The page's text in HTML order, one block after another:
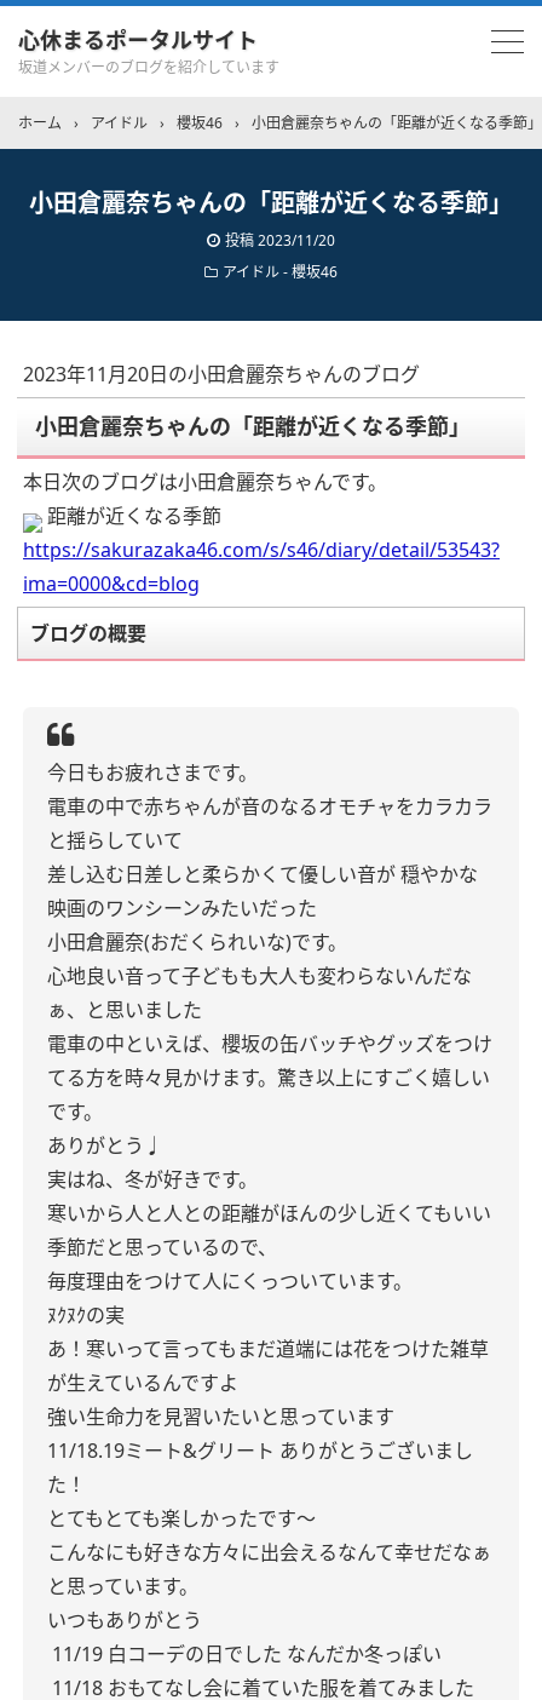
心休まるポータルサイト
坂道メンバーのブログを紹介しています
ホーム › アイドル › 櫻坂46 › 小田倉麗奈ちゃんの「距離が近くなる季節」
小田倉麗奈ちゃんの「距離が近くなる季節」
投稿2023/11/20
アイドル - 櫻坂46
2023年11月20日の小田倉麗奈ちゃんのブログ
小田倉麗奈ちゃんの「距離が近くなる季節」
本日次のブログは小田倉麗奈ちゃんです。
距離が近くなる季節
https://sakurazaka46.com/s/s46/diary/detail/53543?
ima=0000&cd=blog
ブログの概要
今日もお疲れさまです。
電車の中で赤ちゃんが音のなるオモチャをカラカラ
と揺らしていて
差し込む日差しと柔らかくて優しい音が穏やかな
映画のワンシーンみたいだった
小田倉麗奈(おだくられいな)です。
心地良い音って子どもも大人も変わらないんだな
ぁ、と思いました
電車の中といえば、櫻坂の缶バッチやグッズをつけ
てる方を時々見かけます。驚き以上にすごく嬉しい
です。
ありがとう♩
実はね、冬が好きです。
寒いから人と人との距離がほんの少し近くてもいい
季節だと思っているので、
毎度理由をつけて人にくっついています。
ﾇｸﾇｸの実
あ！寒いって言ってもまだ道端には花をつけた雑草
が生えているんですよ
強い生命力を見習いたいと思っています
11/18.19ミート&グリート ありがとうございまし
た！
とてもとても楽しかったです〜
こんなにも好きな方々に出会えるなんて幸せだなぁ
と思っています。
いつもありがとう
11/19 白コーデの日でした なんだか冬っぽい
11/18 おもてなし会に着ていた服を着てみました